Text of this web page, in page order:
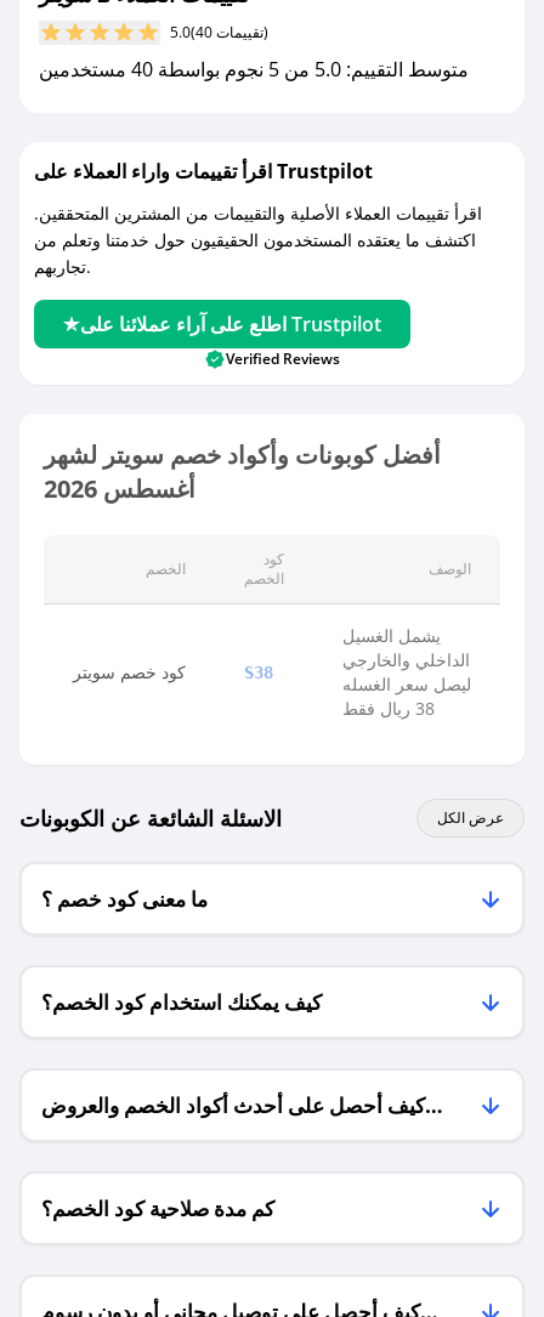
5.0 (40 تقييمات)
متوسط التقييم: 5.0 من 5 نجوم بواسطة 40 مستخدمين
اقرأ تقييمات واراء العملاء على Trustpilot
اقرأ تقييمات العملاء الأصلية والتقييمات من المشترين المتحققين.
اكتشف ما يعتقده المستخدمون الحقيقيون حول خدمتنا وتعلم من
تجاربهم.
اطلع على آراء عملائنا على Trustpilot
Verified Reviews
أفضل كوبونات وأكواد خصم سويتر لشهر
أغسطس 2026
الخصم
كود
الخصم
الوصف
كود خصم سويتر S38
يشمل الغسيل
الداخلي والخارجي
ليصل سعر الغسله
38 ريال فقط
الاسئلة الشائعة عن الكوبونات عرض الكل
ما معنى كود خصم ؟
كيف يمكنك استخدام كود الخصم؟
كيف أحصل على أحدث أكواد الخصم والعروض
للمتاجر؟
كم مدة صلاحية كود الخصم؟